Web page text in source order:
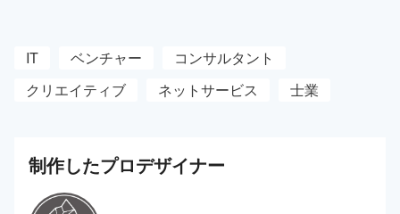
IT ベンチャー
コンサルタント
クリエイティブ
ネットサービス 士業
制作したプロデザイナー